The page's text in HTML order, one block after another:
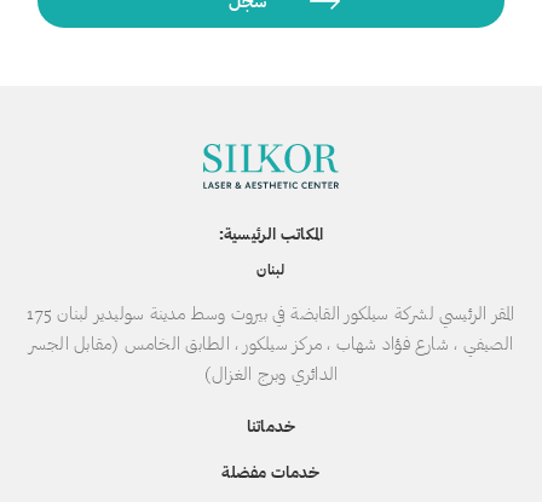
المكاتب الرئيسية:
لبنان
المقر الرئيسي لشركة سيلكور القابضة في بيروت وسط مدينة سوليدير لبنان 175
الصيفي ، شارع فؤاد شهاب ، مركز سيلكور ، الطابق الخامس (مقابل الجسر
الدائري وبرج الغزال)
خدماتنا
خدمات مفضلة